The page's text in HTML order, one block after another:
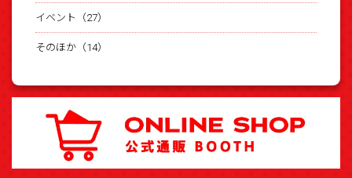
イベント（27）
そのほか（14）